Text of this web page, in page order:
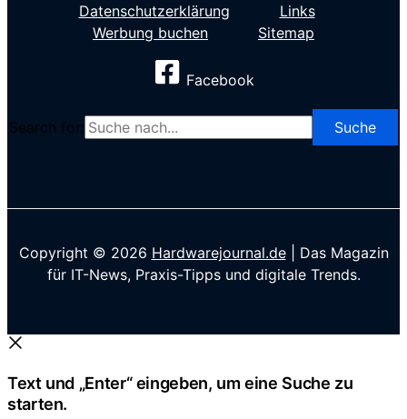
Datenschutzerklärung
Links
Werbung buchen
Sitemap
Facebook
Search for:
Copyright © 2026 Hardwarejournal.de| Das Magazin
für IT-News, Praxis-Tipps und digitale Trends.
Text und „Enter“ eingeben, um eine Suche zu
starten.